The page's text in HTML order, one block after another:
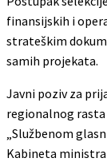
finansijskih i
strateškim
samih projekata.
Javni poziv za
regionalnog rasta
„Službenom
Kabineta